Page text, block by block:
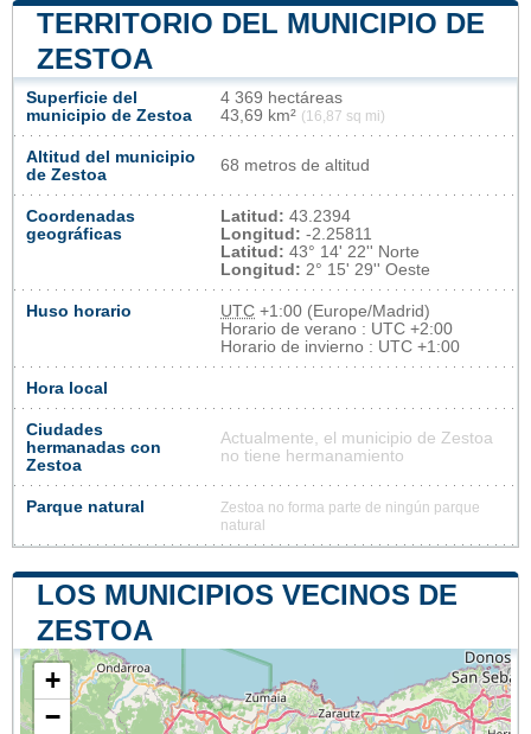
TERRITORIO DEL MUNICIPIO DE
ZESTOA
Superficie del
municipio de Zestoa
4 369 hectáreas
43,69 km² (16,87 sq mi)
Altitud del municipio
de Zestoa
68 metros de altitud
Coordenadas
geográficas
Latitud: 43.2394
Longitud: -2.25811
Latitud: 43° 14' 22'' Norte
Longitud: 2° 15' 29'' Oeste
Huso horario UTC +1:00 (Europe/Madrid)
Horario de verano : UTC +2:00
Horario de invierno : UTC +1:00
Hora local
Ciudades
hermanadas con
Zestoa
Actualmente, el municipio de Zestoa
no tiene hermanamiento
Parque natural
Zestoa no forma parte de ningún parque
natural
LOS MUNICIPIOS VECINOS DE
ZESTOA
+
−